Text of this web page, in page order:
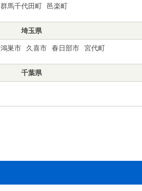
群馬千代田町 邑楽町
埼玉県
鴻巣市 久喜市 春日部市 宮代町
千葉県